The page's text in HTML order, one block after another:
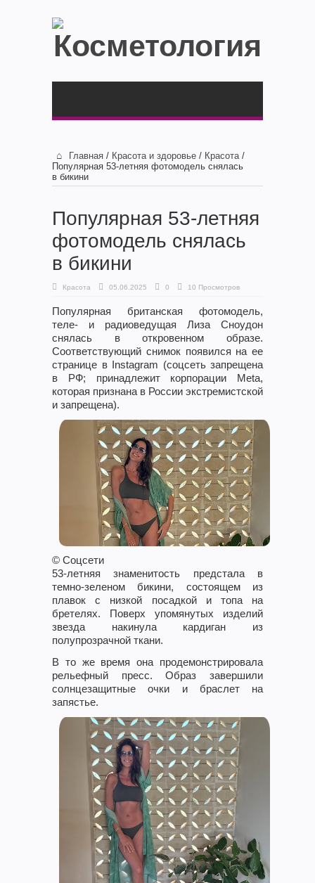
Главная / Красота и здоровье / Красота /
Популярная 53-летняя фотомодель снялась
в бикини
Популярная 53-летняя
фотомодель снялась
в бикини
Красота 05.06.2025 0 10 Просмотров
Популярная британская фотомодель,
теле- и радиоведущая Лиза Сноудон
снялась в откровенном образе.
Соответствующий снимок появился на ее
странице в Instagram (соцсеть запрещена
в РФ; принадлежит корпорации Meta,
которая признана в России экстремистской
и запрещена).
© Соцсети
53-летняя знаменитость предстала в
темно-зеленом бикини, состоящем из
плавок с низкой посадкой и топа на
бретелях. Поверх упомянутых изделий
звезда накинула кардиган из
полупрозрачной ткани.
В то же время она продемонстрировала
рельефный пресс. Образ завершили
солнцезащитные очки и браслет на
запястье.